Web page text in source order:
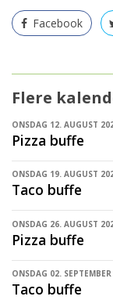
Facebook
Flere
ONSDAG 12. AUGUST
Pizza buffe
ONSDAG 19. AUGUST
Taco buffe
ONSDAG 26. AUGUST
Pizza buffe
ONSDAG 02.
Taco buffe